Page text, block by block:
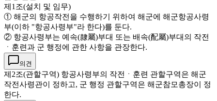
제1조(설치 및 임무)
① 해군의 항공작전을 수행하기 위하여 해군에 해군항공사령
부(이하 "항공사령부"라 한다)를 둔다.
② 항공사령부는 예속(隸屬)부대 또는 배속(配屬)부대의 작전
ㆍ훈련과 군 행정에 관한 사항을 관장한다.
의견
제2조(관할구역) 항공사령부의 작전ㆍ훈련 관할구역은 해군
작전사령관이 정하고, 군 행정 관할구역은 해군참모총장이 정
한다.